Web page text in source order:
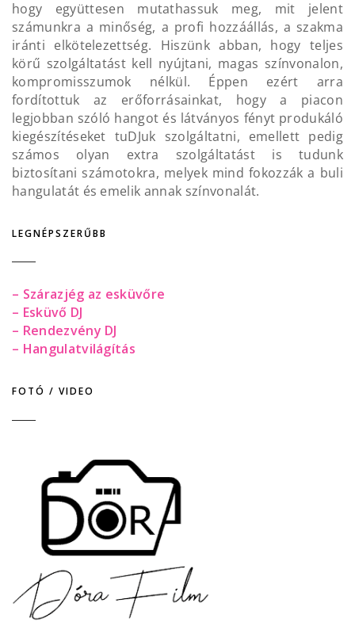
hogy együttesen mutathassuk meg, mit jelent
számunkra a minőség, a profi hozzáállás, a szakma
iránti elkötelezettség. Hiszünk abban, hogy teljes
körű szolgáltatást kell nyújtani, magas színvonalon,
kompromisszumok nélkül. Éppen ezért arra
fordítottuk az erőforrásainkat, hogy a piacon
legjobban szóló hangot és látványos fényt produkáló
kiegészítéseket tuDJuk szolgáltatni, emellett pedig
számos olyan extra szolgáltatást is tudunk
biztosítani számotokra, melyek mind fokozzák a buli
hangulatát és emelik annak színvonalát.
LEGNÉPSZERŰBB
– Szárazjég az esküvőre
– Esküvő DJ
– Rendezvény DJ
– Hangulatvilágítás
FOTÓ / VIDEO